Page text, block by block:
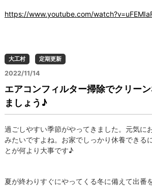
https://www.youtube.com/
大工村 定期更新
2022/11/14
エアコンフィルター掃除でクリー
ましょう♪
過ごしやすい季節がやってきました。元気に
みたいですよね。お家でしっかり休養できる
とが何より大事です♪
夏が終わりすぐにやってくる冬に備えて出番